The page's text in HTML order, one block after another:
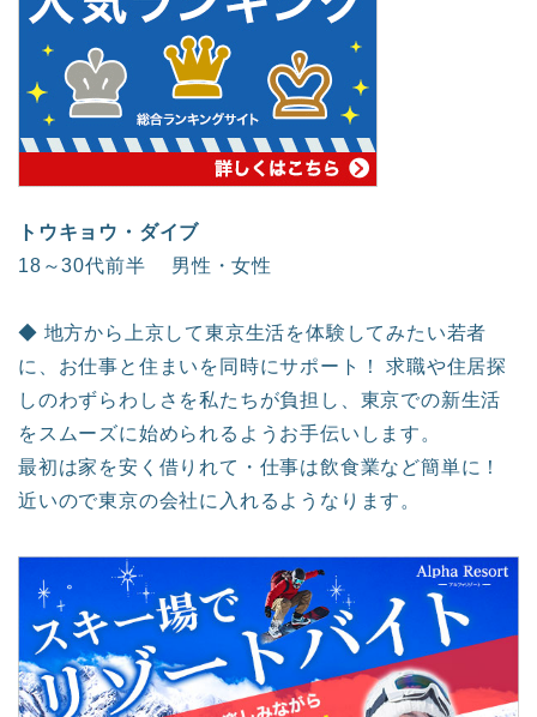
トウキョウ・ダイブ
18～30代前半 男性・女性
◆ 地方から上京して東京生活を体験してみたい若者
に、お仕事と住まいを同時にサポート！ 求職や住居探
しのわずらわしさを私たちが負担し、東京での新生活
をスムーズに始められるようお手伝いします。
最初は家を安く借りれて・仕事は飲食業など簡単に！
近いので東京の会社に入れるようなります。